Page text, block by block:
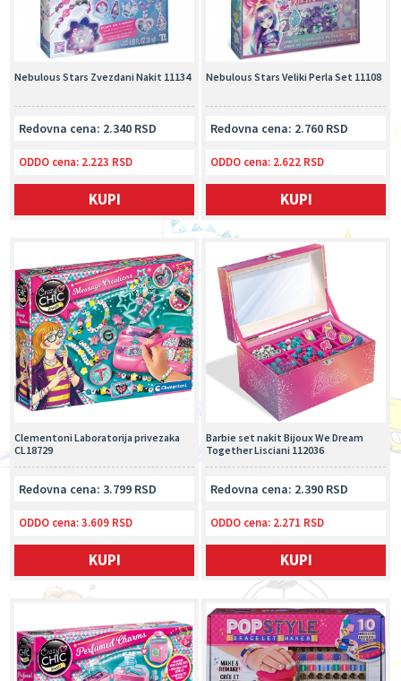
Nebulous Stars Veliki Perla Set 11108
Redovna cena: 2.760 RSD
ODDO cena: 2.622 RSD
KUPI
Nebulous Stars Zvezdani Nakit 11134
Redovna cena: 2.340 RSD
ODDO cena: 2.223 RSD
KUPI
Barbie set nakit Bijoux We Dream
Together Lisciani 112036
Redovna cena: 2.390 RSD
ODDO cena: 2.271 RSD
KUPI
Clementoni Laboratorija privezaka
CL18729
Redovna cena: 3.799 RSD
ODDO cena:3.609 RSD
KUPI